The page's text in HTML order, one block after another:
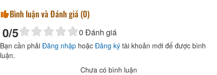
Bình luận và Đánh giá (0)
0/5 0 Đánh giá
Bạn cần phải Đăng nhập hoặc Đăng ký tài khoản mới để được bình
luận.
Chưa có bình luận